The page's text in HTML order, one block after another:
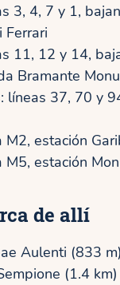
3, 4, 7 y 1,
Ferrari
11, 12 y 14,
Bramante
líneas 37, 70 y
M2, estación
M5, estación
de allí
Aulenti (833 m)
(1.4 km)